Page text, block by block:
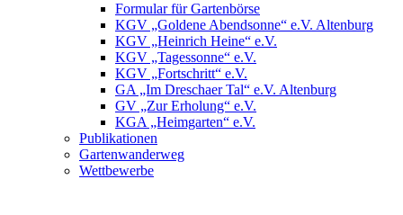
Formular für Gartenbörse
KGV „Goldene Abendsonne“ e.V. Altenburg
KGV „Heinrich Heine“ e.V.
KGV „Tagessonne“ e.V.
KGV „Fortschritt“ e.V.
GA „Im Dreschaer Tal“ e.V. Altenburg
GV „Zur Erholung“ e.V.
KGA „Heimgarten“ e.V.
Publikationen
Gartenwanderweg
Wettbewerbe